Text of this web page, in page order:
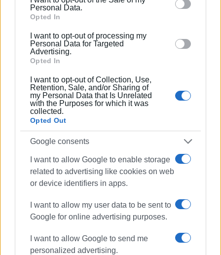
behaviour. You may click to grant or deny consent to
Google and its third-party tags to use your data for
section.
Personal Data.
Opted In
I want to opt-out of processing my
Personal Data for Targeted
Advertising.
Opted In
I want to opt-out of Collection, Use,
Retention, Sale, and/or Sharing of
my Personal Data that Is Unrelated
with the Purposes for which it was
collected.
Opted Out
Google consents
I want to allow Google to enable storage
related to advertising like cookies on web
or device identifiers in apps.
I want to allow my user data to be sent to
Google for online advertising purposes.
I want to allow Google to send me
personalized advertising.
Ακολουθήστε το enimerosi στοFacebook
Συνδρομητές στο e-paper